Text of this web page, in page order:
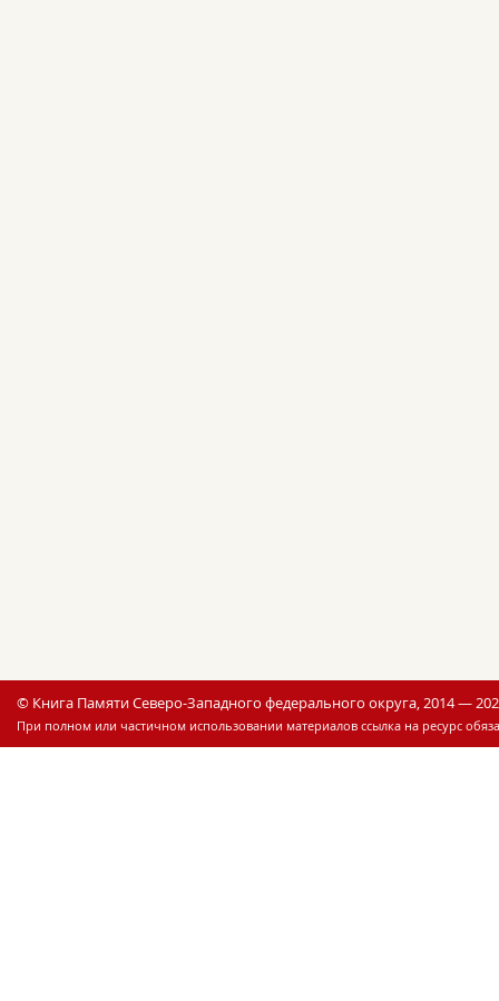
© Книга Памяти Северо-Западного федерального округа, 2014 —
При полном или частичном использовании материалов ссылка на ресурс